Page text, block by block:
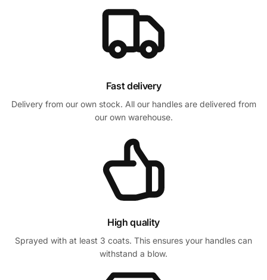
Fast delivery
Delivery from our own stock. All our handles are delivered from
our own warehouse.
High quality
Sprayed with at least 3 coats. This ensures your handles can
withstand a blow.